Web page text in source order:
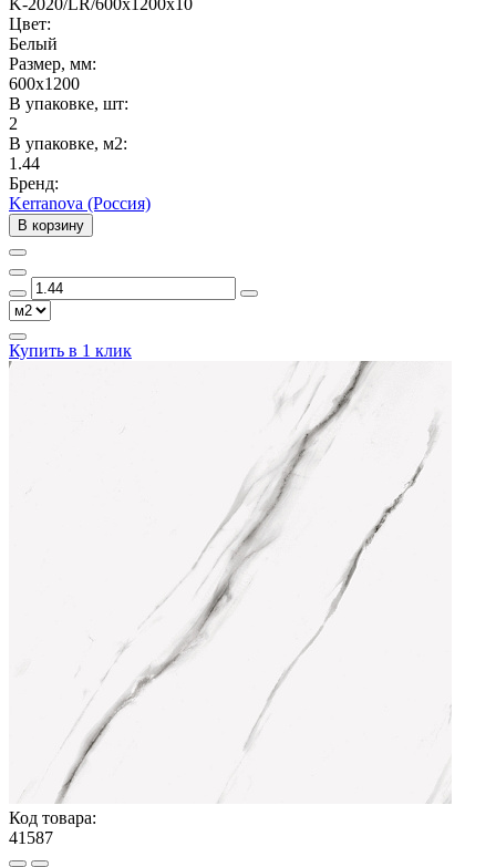
K-2020/LR/600x1200x10
Цвет:
Белый
Размер, мм:
600x1200
В упаковке, шт:
2
В упаковке, м2:
1.44
Бренд:
Kerranova (Россия)
В корзину
Купить в 1 клик
Код товара:
41587